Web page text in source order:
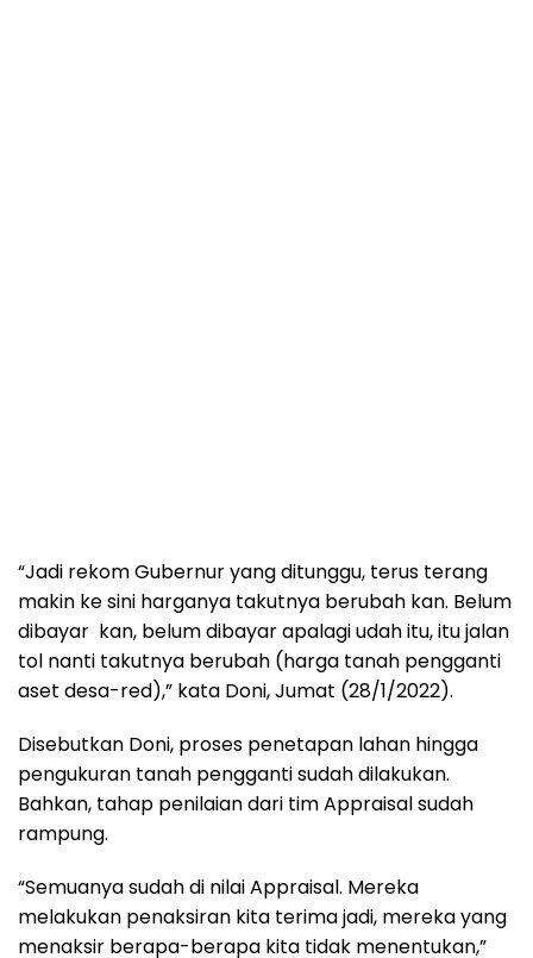
“Jadi rekom Gubernur yang ditunggu, terus terang
makin ke sini harganya takutnya berubah kan. Belum
dibayar kan, belum dibayar apalagi udah itu, itu jalan
tol nanti takutnya berubah (harga tanah pengganti
aset desa-red),” kata Doni, Jumat (28/1/2022).
Disebutkan Doni, proses penetapan lahan hingga
pengukuran tanah pengganti sudah dilakukan.
Bahkan, tahap penilaian dari tim Appraisal sudah
rampung.
“Semuanya sudah di nilai Appraisal. Mereka
melakukan penaksiran kita terima jadi, mereka yang
menaksir berapa-berapa kita tidak menentukan,”